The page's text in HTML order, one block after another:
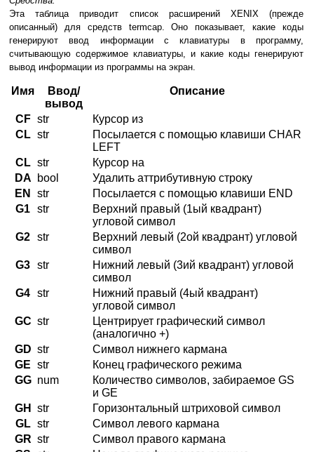
Эта таблица приводит список расширений XENIX (прежде
описанный) для средств termcap. Оно показывает, какие коды
генерируют ввод информации с клавиатуры в программу,
считывающую содержимое клавиатуры, и какие коды генерируют
вывод информации из программы на экран.
Имя
Ввод/
вывод
Описание
CF str
Курсор из
CL str
Посылается с помощью клавиши CHAR
LEFT
CL str
Курсор на
DA
bool
Удалить аттрибутивную строку
EN
str
Посылается с помощью клавиши END
G1 str
Верхний правый (1ый квадрант)
угловой символ
G2 str
Верхний левый (2ой квадрант) угловой
символ
G3 str
Нижний левый (3ий квадрант) угловой
символ
G4 str
Нижний правый (4ый квадрант)
угловой символ
GC str
Центрирует графический символ
(аналогично +)
GD str
Символ нижнего кармана
GE str
Конец графического режима
GG num
Количество символов, забираемое GS
и GE
GH
str
Горизонтальный штриховой символ
GL str
Символ левого кармана
GR str
Символ правого кармана